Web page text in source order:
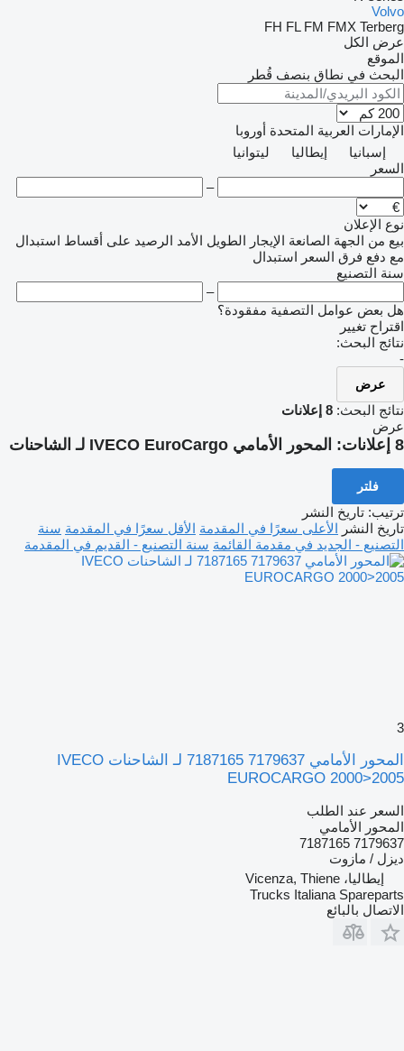
Volvo
FH FL FM FMX Terberg
عرض الكل
الموقع
البحث في نطاق بنصف قُطر
الإمارات العربية المتحدة أوروبا
إسبانيا
إيطاليا
ليتوانيا
السعر
–
نوع الإعلان
بيع من الجهة الصانعة الإيجار الطويل الأمد الرصيد على أقساط استبدال
مع دفع فرق السعر استبدال
سنة التصنيع
–
هل بعض عوامل التصفية مفقودة؟
اقتراح تغيير
نتائج البحث:
-
عرض
نتائج البحث: 8 إعلانات
عرض
8 إعلانات: المحور الأمامي IVECO EuroCargo لـ الشاحنات
فلتر
ترتيب: تاريخ النشر
تاريخ النشر الأعلى سعرًا في المقدمة الأقل سعرًا في المقدمة سنة
التصنيع - الجديد في مقدمة القائمة سنة التصنيع - القديم في المقدمة
3
المحور الأمامي 7179637 7187165 لـ الشاحنات IVECO
EUROCARGO 2000>2005
السعر عند الطلب
المحور الأمامي
7179637 7187165
ديزل / مازوت
إيطاليا، Vicenza, Thiene
Trucks Italiana Spareparts
الاتصال بالبائع